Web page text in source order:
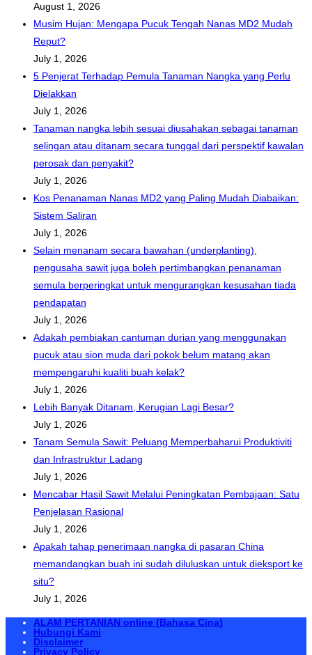
August 1, 2026
Musim Hujan: Mengapa Pucuk Tengah Nanas MD2 Mudah
Reput?
July 1, 2026
5 Penjerat Terhadap Pemula Tanaman Nangka yang Perlu
Dielakkan
July 1, 2026
Tanaman nangka lebih sesuai diusahakan sebagai tanaman
selingan atau ditanam secara tunggal dari perspektif kawalan
perosak dan penyakit?
July 1, 2026
Kos Penanaman Nanas MD2 yang Paling Mudah Diabaikan:
Sistem Saliran
July 1, 2026
Selain menanam secara bawahan (underplanting),
pengusaha sawit juga boleh pertimbangkan penanaman
semula berperingkat untuk mengurangkan kesusahan tiada
pendapatan
July 1, 2026
Adakah pembiakan cantuman durian yang menggunakan
pucuk atau sion muda dari pokok belum matang akan
mempengaruhi kualiti buah kelak?
July 1, 2026
Lebih Banyak Ditanam, Kerugian Lagi Besar?
July 1, 2026
Tanam Semula Sawit: Peluang Memperbaharui Produktiviti
dan Infrastruktur Ladang
July 1, 2026
Mencabar Hasil Sawit Melalui Peningkatan Pembajaan: Satu
Penjelasan Rasional
July 1, 2026
Apakah tahap penerimaan nangka di pasaran China
memandangkan buah ini sudah diluluskan untuk dieksport ke
situ?
July 1, 2026
ALAM PERTANIAN online (Bahasa Cina)
Hubungi Kami
Disclaimer
Privacy Policy